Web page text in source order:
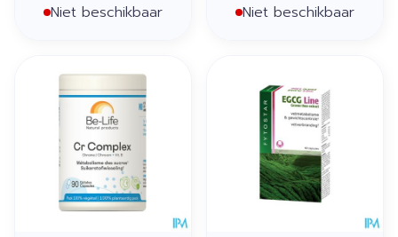
Niet beschikbaar Niet beschikbaar